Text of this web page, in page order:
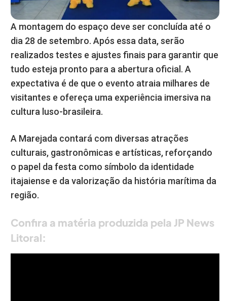
A montagem do espaço deve ser concluída até o
dia 28 de setembro. Após essa data, serão
realizados testes e ajustes finais para garantir que
tudo esteja pronto para a abertura oficial. A
expectativa é de que o evento atraia milhares de
visitantes e ofereça uma experiência imersiva na
cultura luso-brasileira.
A Marejada contará com diversas atrações
culturais, gastronômicas e artísticas, reforçando
o papel da festa como símbolo da identidade
itajaiense e da valorização da história marítima da
região.
Confira a matéria produzida pela JP News
Litoral: